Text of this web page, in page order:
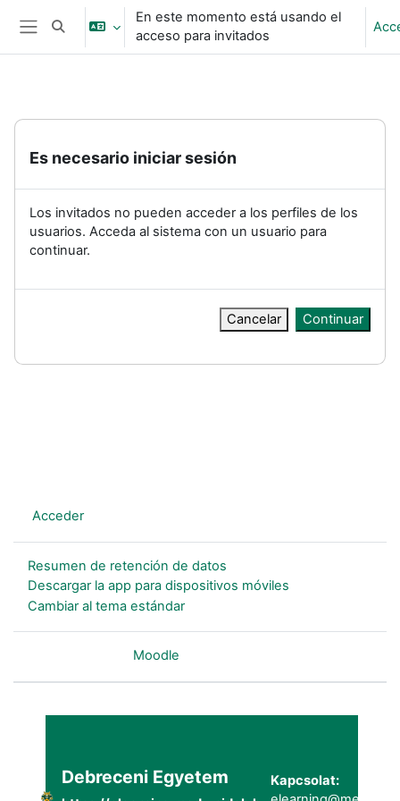
Salta al contenido principal
Panel lateral
Selector de búsqueda de entrada
En este momento está usando el
acceso para invitados
Es necesario iniciar sesión
Los invitados no pueden acceder a los perfiles de los
usuarios. Acceda al sistema con un usuario para
continuar.
Cancelar Continuar
Acceder)
Resumen de retención de datos
Descargar la app para dispositivos móviles
Cambiar al tema estándar
Moodle
Debreceni Egyetem
Kapcsolat: